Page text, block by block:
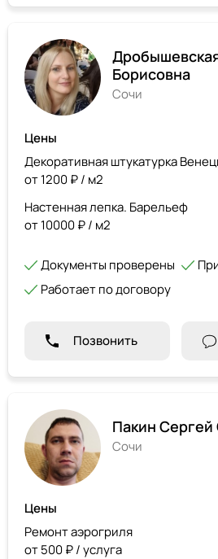
Борисовна
Сочи
Цены
Декоративная штукатурка
от 1200 ₽ / м2
Настенная лепка. Барельеф
от 10000 ₽ / м2
Документы проверены
Работает по договору
Позвонить
Пакин Сергей
Сочи
Цены
Ремонт аэрогриля
от 500 ₽ / услуга